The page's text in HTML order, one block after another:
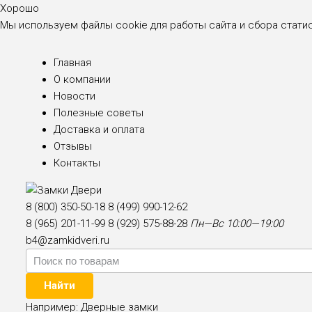
Хорошо
Мы используем файлы cookie для работы сайта и сбора
Главная
О компании
Новости
Полезные советы
Доставка и оплата
Отзывы
Контакты
8 (800) 350-50-18 8 (499) 990-12-62
8 (965) 201-11-99 8 (929) 575-88-28 Пн—Вс 10:00—19:00
b4@zamkidveri.ru
Найти
Например: Дверные замки